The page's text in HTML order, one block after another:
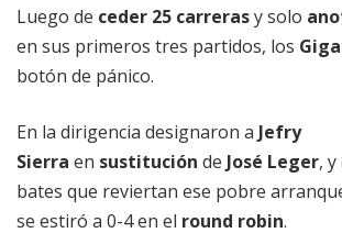
Luego de ceder 25 carrerasy solo
en sus primeros tres partidos, los
botón de pánico.
En la dirigencia designaron a Jefry
Sierra en sustitución de José Leger,
bates que reviertan ese pobre
se estiró a 0-4 en el round robin.